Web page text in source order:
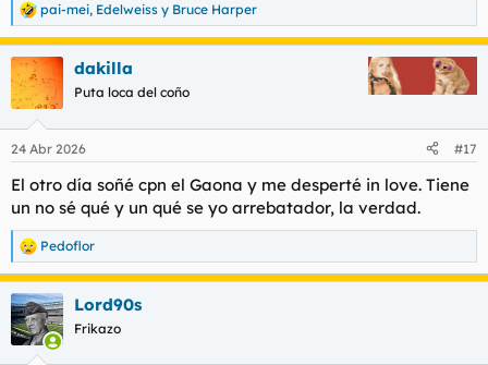
R
e
a
c
c
i
e
:
pai-mei, Edelweiss y Bruce Harper
dakilla
Puta loca del coño
24 Abr 2026 #17
El otro día soñé cpn el Gaona y me desperté in love. Tiene
un no sé qué y un qué se yo arrebatador, la verdad.
R
e
a
c
c
i
Pedoflor
Lord90s
Frikazo